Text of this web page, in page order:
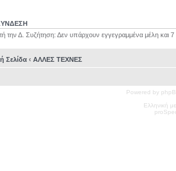
την Δ. Συζήτηση: Δεν υπάρχουν εγγεγραμμένα μέλη και 7
Σελίδα ‹ ΑΛΛΕΣ ΤΕΧΝΕΣ
Powered by
Ελληνική
pro